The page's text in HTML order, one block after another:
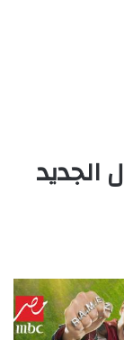
الجديد